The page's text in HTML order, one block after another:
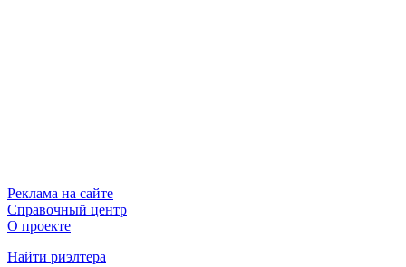
Реклама на сайте
Справочный центр
О проекте
Найти риэлтера